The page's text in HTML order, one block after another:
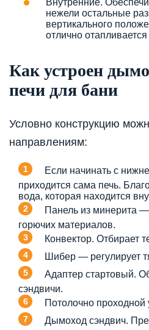
Внутренние.
нежели остальные
вертикального
отлично
Как устроен
печи для бани
Условно конструкцию
направлениям:
Если начинать с
приходится сама печь.
вода, которая находится
Панель из минерита
горючих материалов.
Конвектор. Отбирает
Шибер — регулирует
Адаптер стартовый.
сэндвичи.
Потолочно проходной
Дымоход сэндвич.